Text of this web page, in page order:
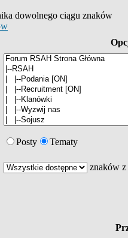
dowolnego ciągu znaków
Posty Tematy
znaków z